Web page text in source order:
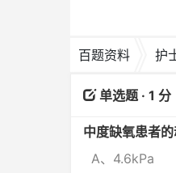
百题资料 护
单选题 · 1 分
中度缺氧患者
A、4.6kPa